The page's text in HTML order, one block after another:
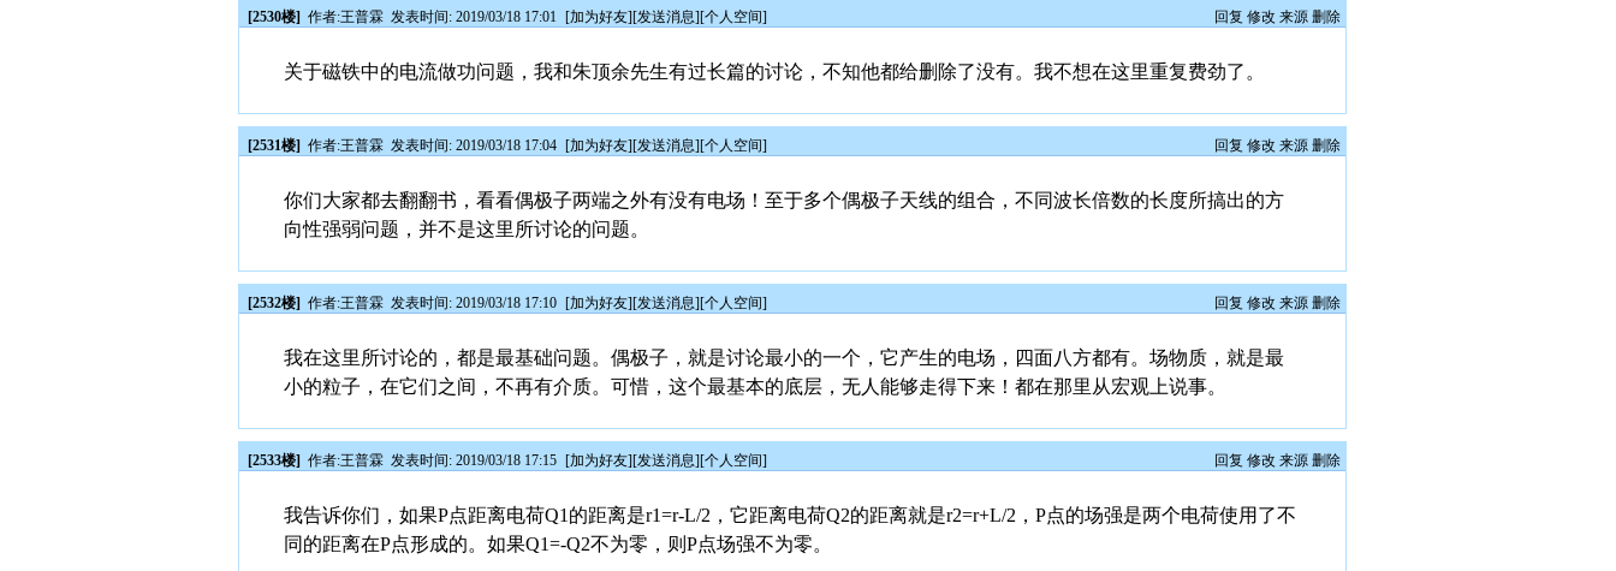
[2530楼] 作者:王普霖 发表时间: 2019/03/18 17:01 [加为好友][发送消息][个人空间] 回复 修改 来源 删除
关于磁铁中的电流做功问题，我和朱顶余先生有过长篇的讨论，不知他都给删除了没有。我不想在这里重复费劲了。
[2531楼] 作者:王普霖 发表时间: 2019/03/18 17:04 [加为好友][发送消息][个人空间] 回复 修改 来源 删除
你们大家都去翻翻书，看看偶极子两端之外有没有电场！至于多个偶极子天线的组合，不同波长倍数的长度所搞出的方
向性强弱问题，并不是这里所讨论的问题。
[2532楼] 作者:王普霖 发表时间: 2019/03/18 17:10 [加为好友][发送消息][个人空间] 回复 修改 来源 删除
我在这里所讨论的，都是最基础问题。偶极子，就是讨论最小的一个，它产生的电场，四面八方都有。场物质，就是最
小的粒子，在它们之间，不再有介质。可惜，这个最基本的底层，无人能够走得下来！都在那里从宏观上说事。
[2533楼] 作者:王普霖 发表时间: 2019/03/18 17:15 [加为好友][发送消息][个人空间] 回复 修改 来源 删除
我告诉你们，如果P点距离电荷Q1的距离是r1=r-L/2，它距离电荷Q2的距离就是r2=r+L/2，P点的场强是两个电荷使用了不
同的距离在P点形成的。如果Q1=-Q2不为零，则P点场强不为零。